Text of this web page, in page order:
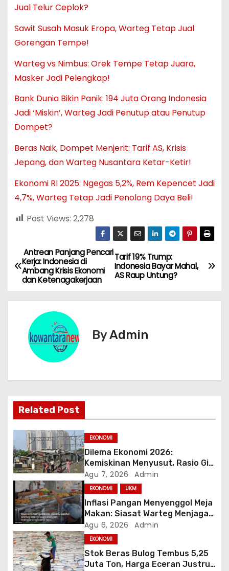
Jual Telur Ceplok?
Sawit Susah Masuk Eropa, Warteg Tetap Jual
Gorengan Tempe!
Warteg vs Nimbus: Orek Tempe Tetap Juara,
Masker Jadi Pelengkap!
Bank Dunia Bikin Panik: 194 Juta Orang Indonesia
Jadi ‘Miskin’, Warteg Jadi Penutup atau Penutup
Dompet?
Beras Naik, Dompet Menjerit: Tarif AS, Krisis
Jepang, dan Warteg Nusantara Ketar-Ketir!
Ekonomi RI 2025: Ngegas 5,2%, Rem Kepencet Jadi
4,7%, Warteg Tetap Jadi Penolong Daya Beli!
Post Views: 2,278
N
a
v
s
p
o
s
Tarif 19% Trump:
Indonesia Bayar Mahal,
AS Raup Untung?
Antrean Panjang Pencari
Kerja: Indonesia di
Ambang Krisis Ekonomi
dan Ketenagakerjaan
ByAdmin
Related Post
EKONOMI
Dilema Ekonomi 2026:
Kemiskinan Menyusut, Rasio Gini
Mendorong Kesenjangan
Agu 7, 2026 Admin
EKONOMI UKM
Inflasi Pangan Menyenggol Meja
Makan: Siasat Warteg Menjaga
Harga Tetap Terjangkau
Agu 6, 2026 Admin
EKONOMI
Stok Beras Bulog Tembus 5,25
Juta Ton, Harga Eceran Justru